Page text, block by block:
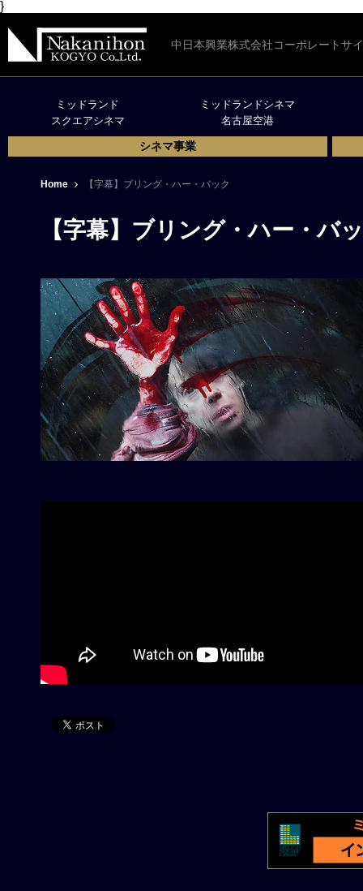
}
中日本興業株式会社コーポレートサ
ミッドランド
スクエアシネマ
ミッドランドシネマ
名古屋空港
シネマ事業
Home 【字幕】ブリング・ハー・バック
【字幕】ブリング・ハー・バ